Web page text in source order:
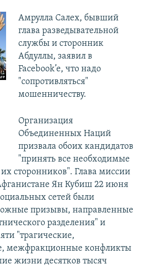
Амрулла Салех, бывший
глава разведывательной
службы и сторонник
Абдуллы, заявил в
Facebook’e, что надо
"сопротивляться"
мошенничеству.
Организация
Объединенных Наций
призвала обоих кандидатов
"принять все необходимые
сторонников". Глава миссии
Ян Кубиш 22 июня
сетей были
призывы, направленные
разделения" и
"трагические,
межфракционные конфликты
жизни десятков тысяч